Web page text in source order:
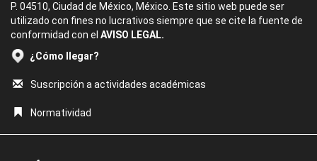
P. 04510, Ciudad de México, México. Este sitio web puede ser
utilizado con fines no lucrativos siempre que se cite la fuente de
conformidad con el AVISO LEGAL.
¿Cómo llegar?
Suscripción a actividades académicas
Normatividad